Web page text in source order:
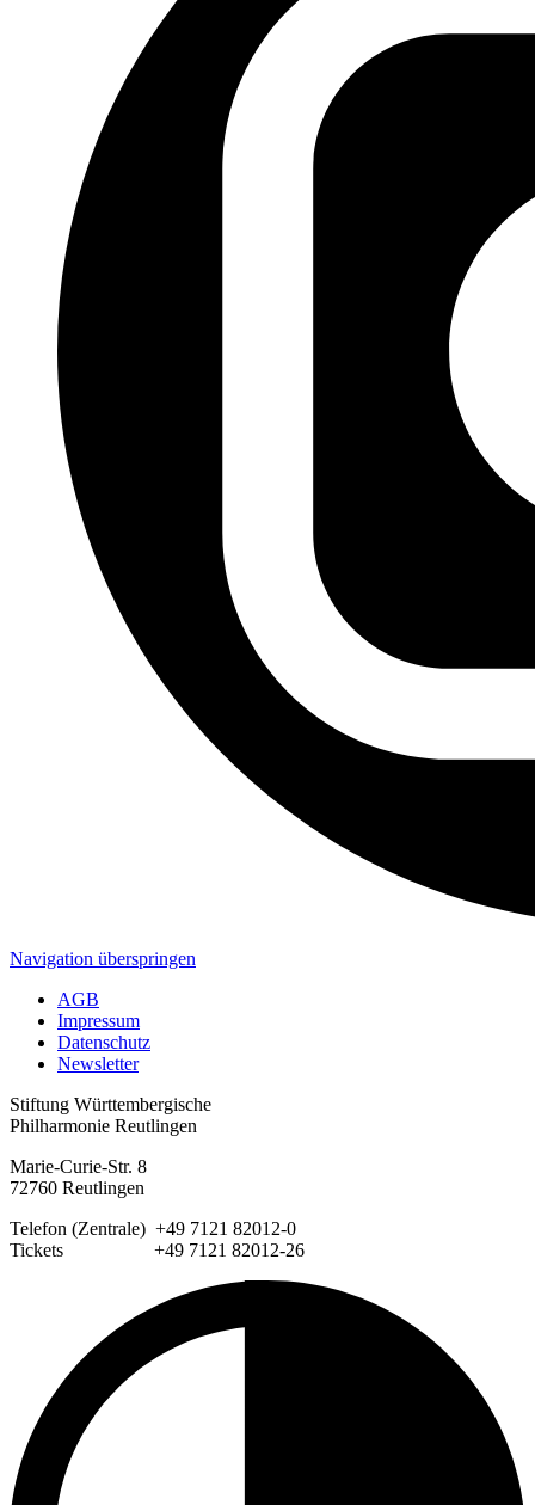
Navigation überspringen
AGB
Impressum
Datenschutz
Newsletter
Stiftung Württembergische
Philharmonie Reutlingen
Marie-Curie-Str. 8
72760 Reutlingen
Telefon (Zentrale) +49 7121 82012-0
Tickets +49 7121 82012-26